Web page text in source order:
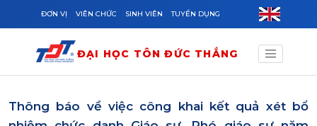
Skip to main content
ĐƠN VỊ VIÊN CHỨC SINH VIÊN TUYỂN DỤNG
ĐẠI HỌC TÔN ĐỨC THẮNG
Thông báo về việc công khai kết quả xét bổ